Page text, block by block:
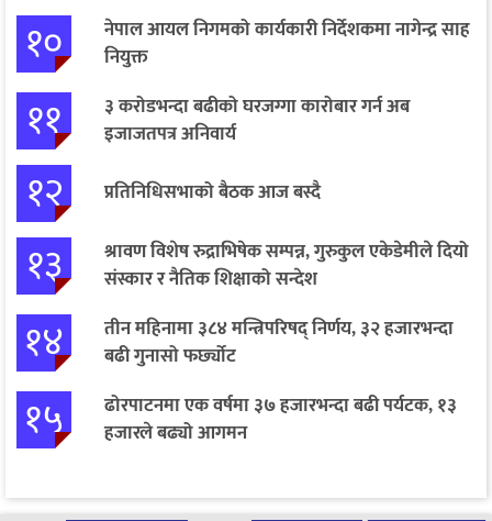
१०
नेपाल आयल निगमको कार्यकारी निर्देशकमा नागेन्द्र साह
नियुक्त
११
३ करोडभन्दा बढीको घरजग्गा कारोबार गर्न अब
इजाजतपत्र अनिवार्य
१२ प्रतिनिधिसभाको बैठक आज बस्दै
१३
श्रावण विशेष रुद्राभिषेक सम्पन्न, गुरुकुल एकेडेमीले दियो
संस्कार र नैतिक शिक्षाको सन्देश
१४
तीन महिनामा ३८४ मन्त्रिपरिषद् निर्णय, ३२ हजारभन्दा
बढी गुनासो फर्छ्योट
१५
ढोरपाटनमा एक वर्षमा ३७ हजारभन्दा बढी पर्यटक, १३
हजारले बढ्यो आगमन